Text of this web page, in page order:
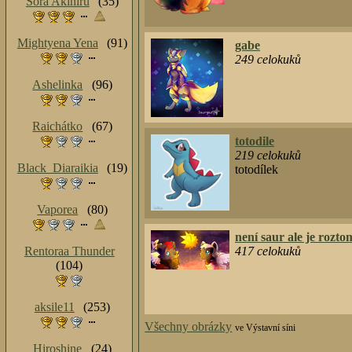
gabe
249 celokuků
totodile
219 celokuků
totodílek
není saur ale je
417celokuků
Všechny obrázky ve Výstavní síni
Mightyena Yena (91)
Ashelinka (96)
Raichátko (67)
Black_Diaraikia (19)
Vaporea (80)
Rentoraa Thunder
(104)
aksile11 (253)
Hiroshine (24)